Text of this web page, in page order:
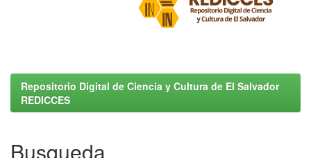
Repositorio Digital de Ciencia y Cultura de El Salvador
REDICCES
Busqueda